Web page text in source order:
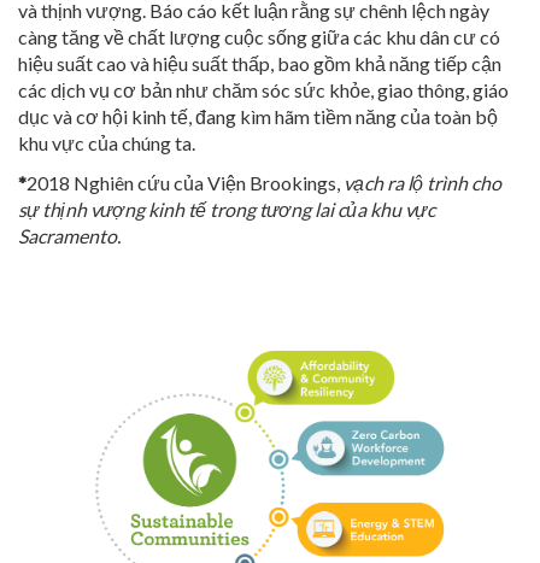
và thịnh vượng. Báo cáo kết luận rằng sự chênh lệch ngày
càng tăng về chất lượng cuộc sống giữa các khu dân cư có
hiệu suất cao và hiệu suất thấp, bao gồm khả năng tiếp cận
các dịch vụ cơ bản như chăm sóc sức khỏe, giao thông, giáo
dục và cơ hội kinh tế, đang kìm hãm tiềm năng của toàn bộ
khu vực của chúng ta.
*2018 Nghiên cứu của Viện Brookings, vạch ra lộ trình cho
sự thịnh vượng kinh tế trong tương lai của khu vực
Sacramento.